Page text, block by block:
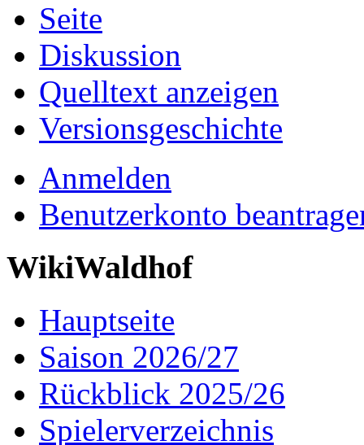
Seite
Diskussion
Quelltext anzeigen
Versionsgeschichte
Anmelden
Benutzerkonto
WikiWaldhof
Hauptseite
Saison 2026/27
Rückblick 2025/26
Spielerverzeichnis